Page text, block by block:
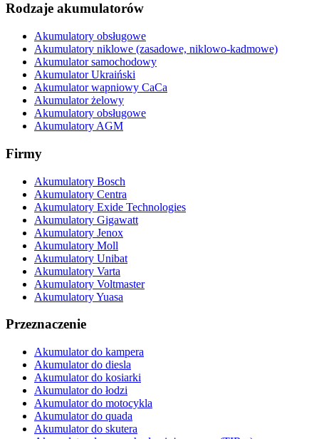
Rodzaje akumulatorów
Akumulatory obsługowe
Akumulatory niklowe (zasadowe, niklowo-kadmowe)
Akumulator samochodowy
Akumulator Ukraiński
Akumulator wapniowy CaCa
Akumulator żelowy
Akumulatory obsługowe
Akumulatory AGM
Firmy
Akumulatory Bosch
Akumulatory Centra
Akumulatory Exide Technologies
Akumulatory Gigawatt
Akumulatory Jenox
Akumulatory Moll
Akumulatory Unibat
Akumulatory Varta
Akumulatory Voltmaster
Akumulatory Yuasa
Przeznaczenie
Akumulator do kampera
Akumulator do diesla
Akumulator do kosiarki
Akumulator do łodzi
Akumulator do motocykla
Akumulator do quada
Akumulator do skutera